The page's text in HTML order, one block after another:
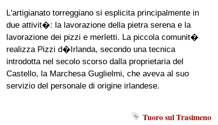
L'artigianato torreggiano si esplicita principalmente in
due attivit�: la lavorazione della pietra serena e la
lavorazione dei pizzi e merletti. La piccola comunit�
realizza Pizzi d�Irlanda, secondo una tecnica
introdotta nel secolo scorso dalla proprietaria del
Castello, la Marchesa Guglielmi, che aveva al suo
servizio del personale di origine irlandese.
Tuoro sul Trasimeno